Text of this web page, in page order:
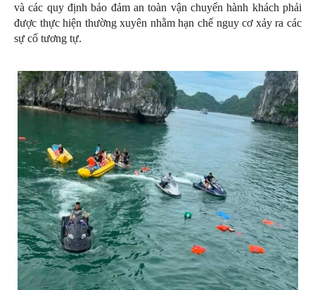
và các quy định bảo đảm an toàn vận chuyển hành khách phải
được thực hiện thường xuyên nhằm hạn chế nguy cơ xảy ra các
sự cố tương tự.